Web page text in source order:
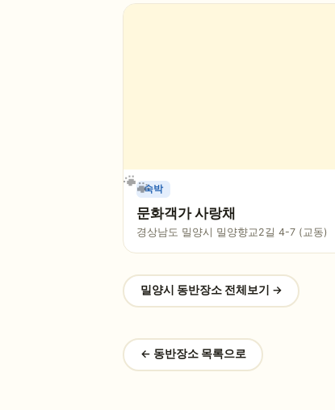
숙박
문화객가 사랑채
경상남도 밀양시 밀양향교2길 4-7 (교동)
밀양시 동반장소 전체보기 →
← 동반장소 목록으로